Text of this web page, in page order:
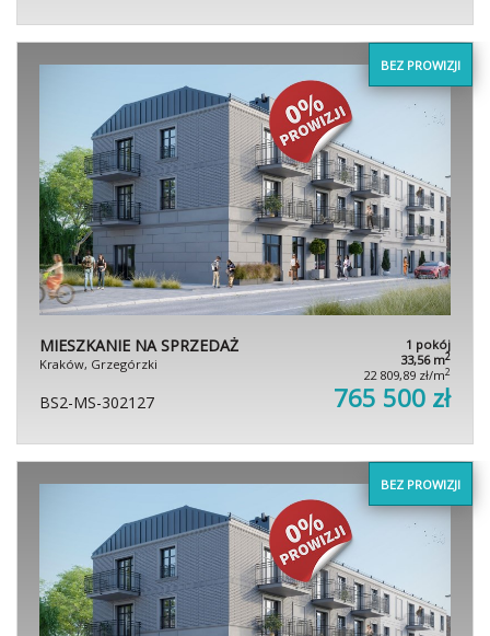
BEZ PROWIZJI
MIESZKANIE NA SPRZEDAŻ
Kraków, Grzegórzki
1 pokój
33,56 m2
22 809,89 zł/m2
BS2-MS-302127 765 500 zł
BEZ PROWIZJI